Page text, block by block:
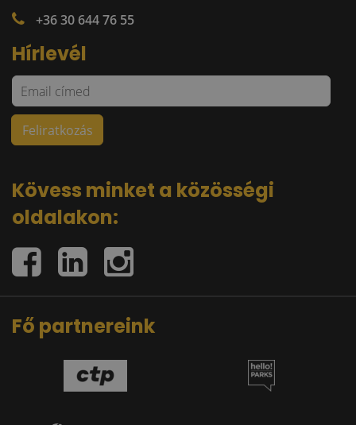
+36 30 644 76 55
Hírlevél
Kövess minket a közösségi
oldalakon:
Fő partnereink